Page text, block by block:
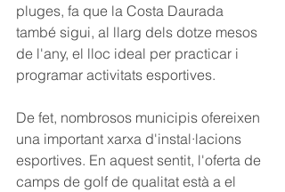
pluges, fa que la Costa Daurada
també sigui, al llarg dels dotze mesos
de l'any, el lloc ideal per practicar i
programar activitats esportives.
De fet, nombrosos municipis ofereixen
una important xarxa d'instal·lacions
esportives. En aquest sentit, l'oferta de
camps de golf de qualitat està a el